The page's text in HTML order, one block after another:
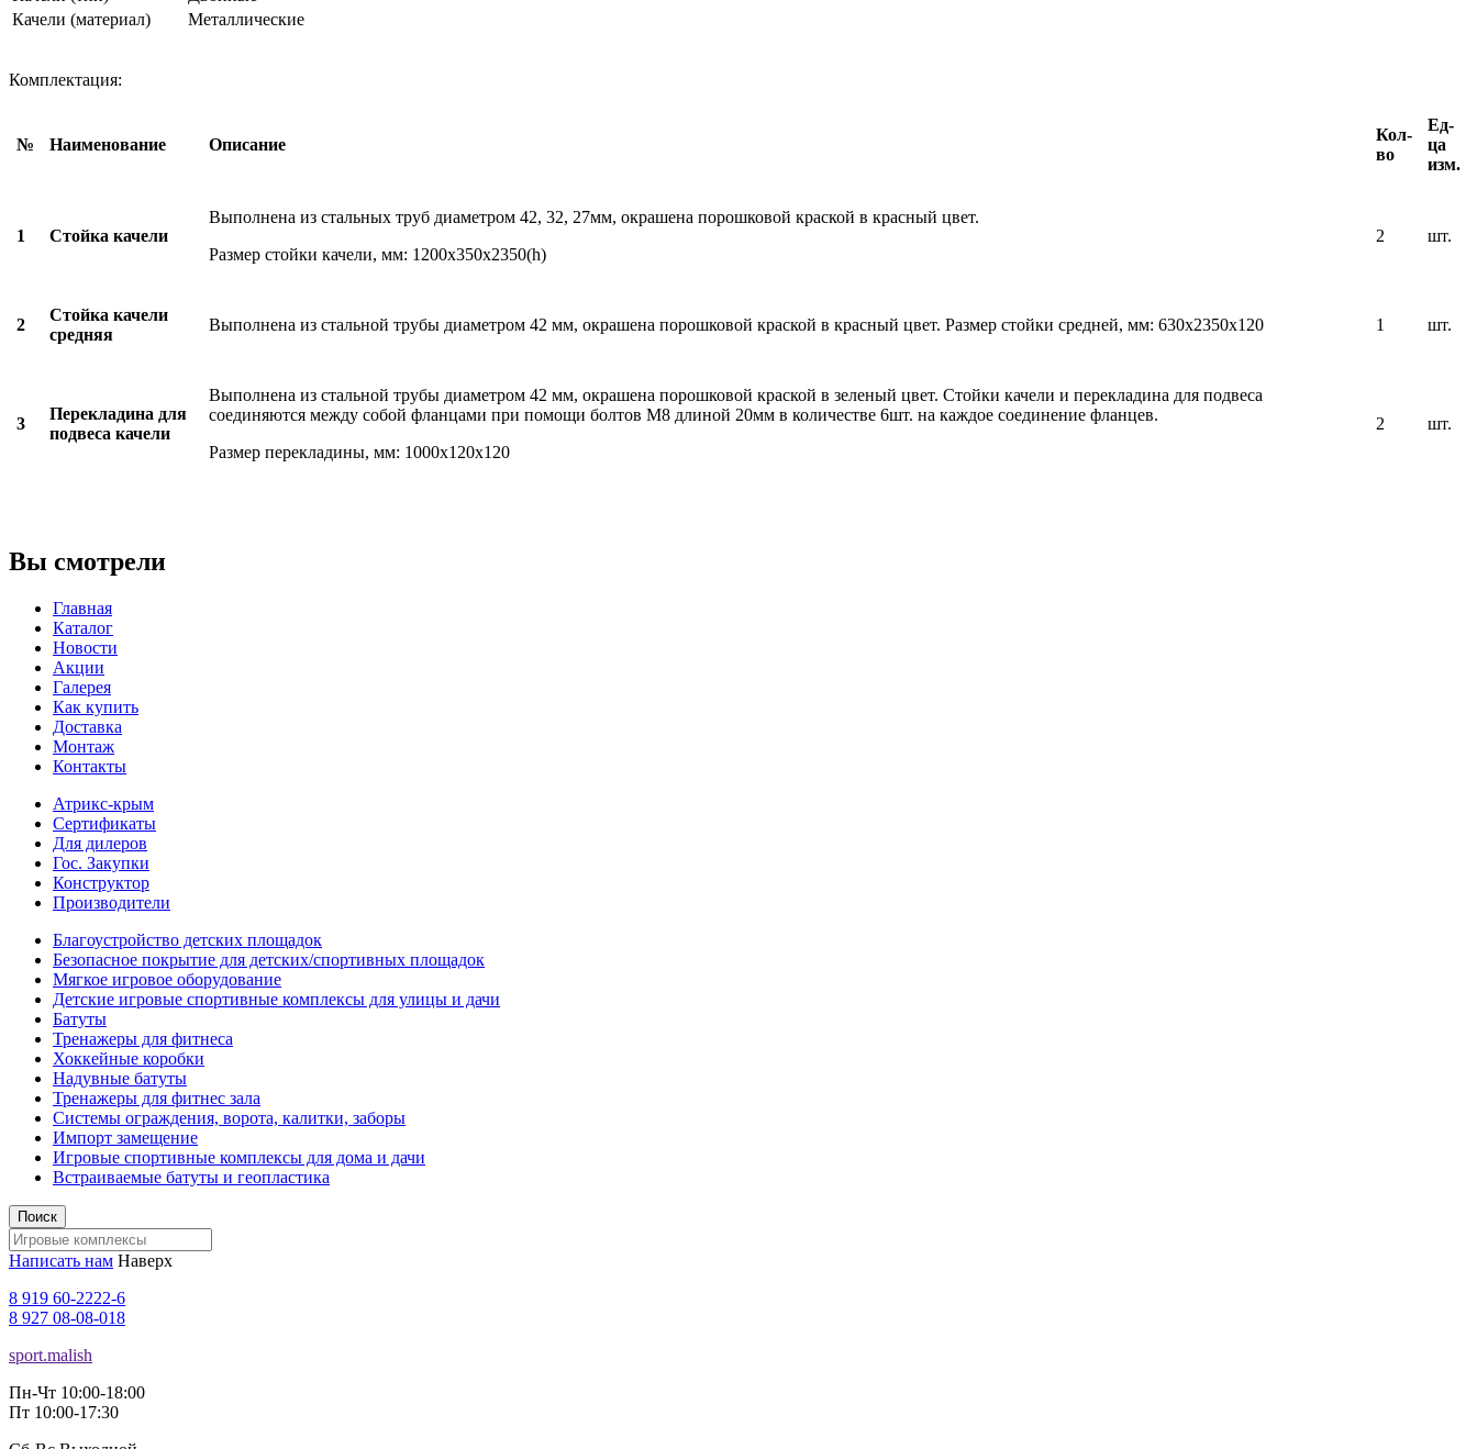
Качели (материал)
Металлические
Комплектация:
№ Наименование Описание
Кол-
во
Ед-
ца
изм.
1 Стойка качели
Выполнена из стальных труб диаметром 42, 32, 27мм, окрашена порошковой краской в красный цвет.
Размер стойки качели, мм: 1200х350х2350(h)
2 шт.
2
Стойка качели
средняя
Выполнена из стальной трубы диаметром 42 мм, окрашена порошковой краской в красный цвет. Размер стойки средней, мм: 630х2350х120 1 шт.
3
Перекладина для
подвеса качели
Выполнена из стальной трубы диаметром 42 мм, окрашена порошковой краской в зеленый цвет. Стойки качели и перекладина для подвеса
соединяются между собой фланцами при помощи болтов М8 длиной 20мм в количестве 6шт. на каждое соединение фланцев.
Размер перекладины, мм: 1000х120х120
2 шт.
Вы смотрели
Главная
Каталог
Новости
Акции
Галерея
Как купить
Доставка
Монтаж
Контакты
Атрикс-крым
Сертификаты
Для дилеров
Гос. Закупки
Конструктор
Производители
Благоустройство детских площадок
Безопасное покрытие для детских/спортивных площадок
Мягкое игровое оборудование
Детские игровые спортивные комплексы для улицы и дачи
Батуты
Тренажеры для фитнеса
Хоккейные коробки
Надувные батуты
Тренажеры для фитнес зала
Системы ограждения, ворота, калитки, заборы
Импорт замещение
Игровые спортивные комплексы для дома и дачи
Встраиваемые батуты и геопластика
Поиск
Написать нам Наверх
8 919 60-2222-6
8 927 08-08-018
sport.malish
Пн-Чт 10:00-18:00
Пт 10:00-17:30